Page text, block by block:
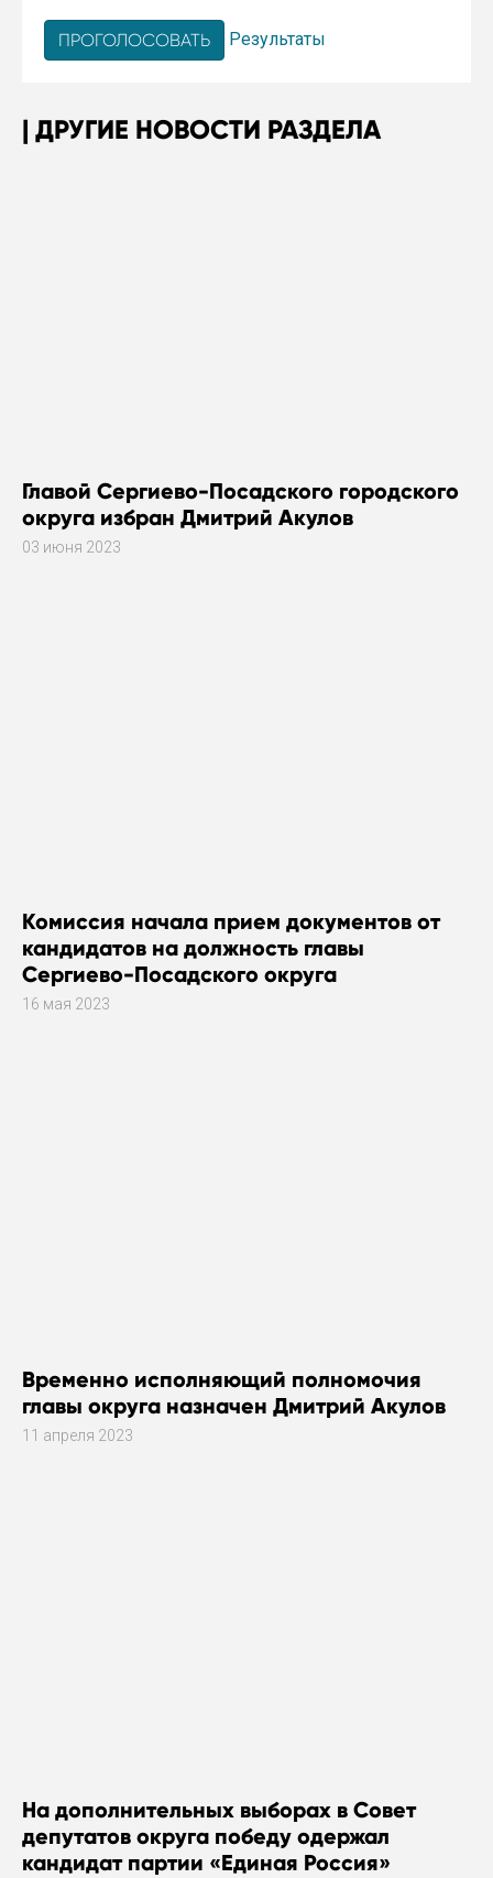
Результаты
ДРУГИЕ НОВОСТИ РАЗДЕЛА
Главой Сергиево-Посадского городского
округа избран Дмитрий Акулов
03 июня 2023
Комиссия начала прием документов от
кандидатов на должность главы
Сергиево-Посадского округа
16 мая 2023
Временно исполняющий полномочия
главы округа назначен Дмитрий Акулов
11 апреля 2023
На дополнительных выборах в Совет
депутатов округа победу одержал
кандидат партии «Единая Россия»